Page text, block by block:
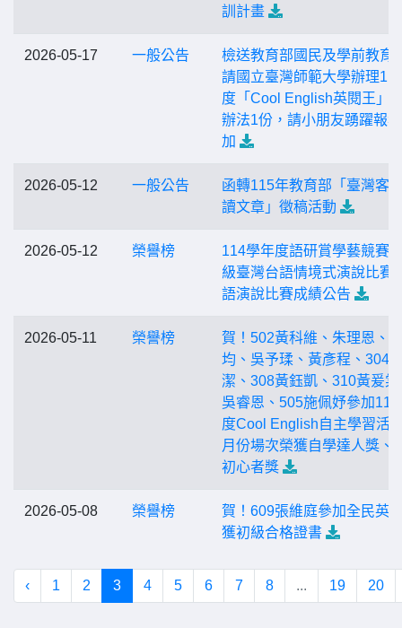
訓計畫
2026-05-17 一般公告
檢送教育部國民及學前教育
請國立臺灣師範大學辦理
度「Cool English英閱王」
辦法1份，請小朋友踴躍報
加
2026-05-12 一般公告
函轉115年教育部「臺灣客
讀文章」徵稿活動
2026-05-12 榮譽榜
114學年度語研賞學藝競賽-
級臺灣台語情境式演說比賽
語演說比賽成績公告
2026-05-11 榮譽榜
賀！502黃科維、朱理恩、
均、吳予瑈、黃彥程、304
潔、308黃鈺凱、310黃爰棠
吳睿恩、505施佩妤參加115
度Cool English自主學習活
月份場次榮獲自學達人獎、
初心者獎
2026-05-08 榮譽榜
賀！609張維庭參加全民英
獲初級合格證書
‹ 1 2 3 4 5 6 7 8 ... 19 20